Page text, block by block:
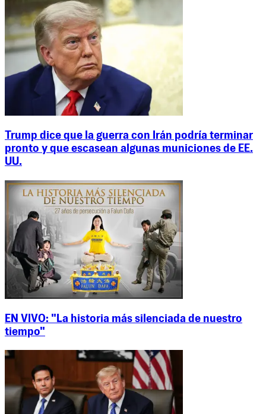
Trump dice que la guerra con Irán podría terminar
pronto y que escasean algunas municiones de EE.
UU.
EN VIVO: "La historia más silenciada de nuestro
tiempo"